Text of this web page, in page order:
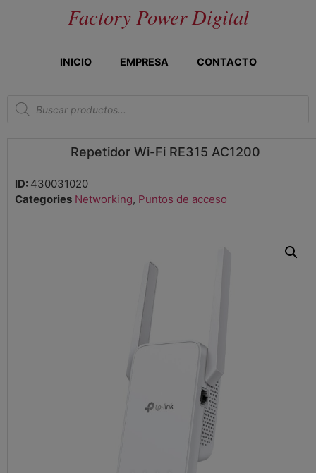
Factory Power Digital
INICIO EMPRESA CONTACTO
Repetidor Wi-Fi RE315 AC1200
ID: 430031020
Categories Networking, Puntos de acceso